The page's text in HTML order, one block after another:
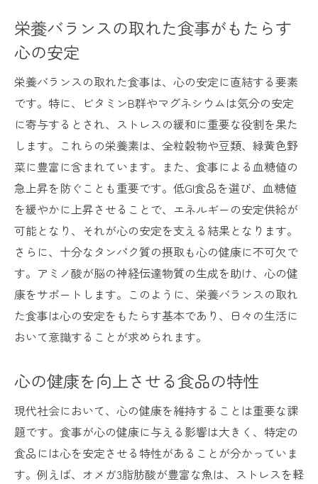
日々の活力を生むための食材の組み合わせ
健康食がもたらすライフスタイルの変革
心と体の調和を目指す食事の基本
バランスの取れた食事がもたらす長期的な
健康効果
健康食で心を整えるための具体的な方法
身体の免疫力を高める食事の取り入れ方
ストレスを軽減する食事とその効能
日常で簡単に実践できる健康バランスの保
ち方
心身の健康を守るための食事選びの重要性
健康を保つために避けたい食品とは
心身の健康を支える食材の選び方
する
心身の健康を守るための食事計画の立て方
健康食が生活に及ぼす総合的なメリット
健康食で心豊かな生活を実現する方法
栄養バランスの取れた食事がもたらす
心の安定
栄養バランスの取れた食事は、心の安定に直結する要素
です。特に、ビタミンB群やマグネシウムは気分の安定
に寄与するとされ、ストレスの緩和に重要な役割を果た
します。これらの栄養素は、全粒穀物や豆類、緑黄色野
菜に豊富に含まれています。また、食事による血糖値の
急上昇を防ぐことも重要です。低GI食品を選び、血糖値
を緩やかに上昇させることで、エネルギーの安定供給が
可能となり、それが心の安定を支える結果となります。
さらに、十分なタンパク質の摂取も心の健康に不可欠で
す。アミノ酸が脳の神経伝達物質の生成を助け、心の健
康をサポートします。このように、栄養バランスの取れ
た食事は心の安定をもたらす基本であり、日々の生活に
おいて意識することが求められます。
心の健康を向上させる食品の特性
現代社会において、心の健康を維持することは重要な課
題です。食事が心の健康に与える影響は大きく、特定の
食品には心を安定させる特性があることが分かっていま
す。例えば、オメガ3脂肪酸が豊富な魚は、ストレスを軽